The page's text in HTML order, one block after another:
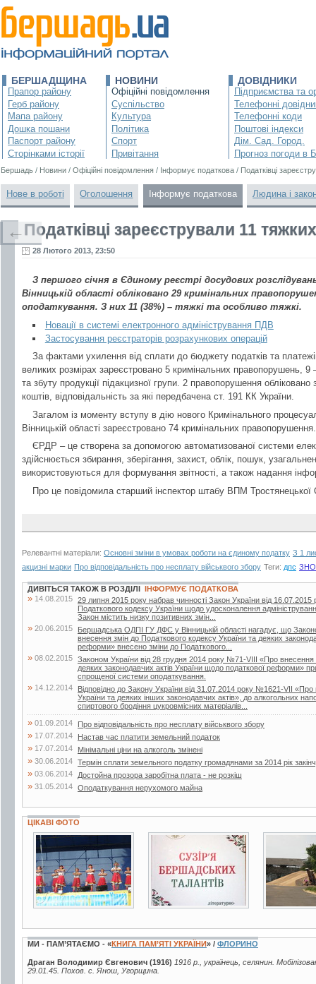
БЕРШАДЩИНА
Прапор району
Герб району
Мапа району
Дошка пошани
Паспорт району
Сторінками історії
НОВИНИ
Офіційні повідомлення
Суспільство
Культура
Політика
Спорт
Привітання
ДОВІДНИКИ
Підприємства та
Телефонні
Телефонні коди
Поштові індекси
Дім. Сад. Город.
Прогноз погоди в
Бершадь / Новини / Офіційні повідомлення / Інформує податкова / Податківці
Нове в роботі Оголошення Інформує податкова Людина і
Податківці зареєстрували 11
28 Лютого 2013, 23:50
З першого січня в Єдиному реєстрі досудових
Вінницькій області обліковано 29 кримінальних
оподаткування. З них 11 (38%) – тяжкі та особливо тяжкі.
Новації в системі електронного адміністрування ПДВ
Застосування реєстраторів розрахункових операцій
За фактами ухилення від сплати до бюджету податків та
великих розмірах зареєстровано 5 кримінальних правопорушень,
та збуту продукції підакцизної групи. 2 правопорушення
коштів, відповідальність за які передбачена ст. 191 КК України.
Загалом із моменту вступу в дію нового Кримінального
Вінницькій області зареєстровано 74 кримінальних правопорушення.
ЄРДР – це створена за допомогою автоматизованої системи
здійснюється збирання, зберігання, захист, облік, пошук,
використовуються для формування звітності, а також надання
Про це повідомила старший інспектор штабу ВПМ
Релевантні матеріали: Основні зміни в умовах роботи на єдиному податку З 1
акцизні марки Про відповідальність про несплату військвого збору Теги: дпс ЗНО
←
ДИВІТЬСЯ ТАКОЖ В РОЗДІЛІ ІНФОРМУЄ ПОДАТКОВА
» 14.08.2015 29 липня 2015 року набрав чинності Закон України від
Податкового кодексу України щодо удосконалення
Закон містить низку позитивних змін...
» 20.06.2015
Бершадська ОДПІ ГУ ДФС у Вінницькій області нагадує, що
внесення змін до Податкового кодексу України та деяких
реформи» внесено зміни до Податкового...
» 08.02.2015 Законом України від 28 грудня 2014 року №71-VIII «Про внесення
деяких законодавчих актів України щодо податкової реформи»
спрощеної системи оподаткування.
» 14.12.2014
Відповідно до Закону України від 31.07.2014 року №1621-VII
України та деяких інших законодавчих актів», до алкогольних
спиртового бродіння цукровмісних матеріалів...
» 01.09.2014 Про відповідальність про несплату військвого збору
» 17.07.2014 Настав час платити земельний податок
» 17.07.2014 Мінімальні ціни на алкоголь змінені
» 30.06.2014 Термін сплати земельного податку громадянами за 2014 рік
» 03.06.2014 Достойна прозора заробітна плата - не розкіш
» 31.05.2014 Оподаткування нерухомого майна
ЦІКАВІ ФОТО
2 фото
МИ - ПАМ’ЯТАЄМО - «КНИГА ПАМ’ЯТІ УКРАЇНИ» / ФЛОРИНО
Драган Володимир Євгенович (1916) 1916 р., українець, селянин.
29.01.45. Похов. с. Янош, Угорщина.